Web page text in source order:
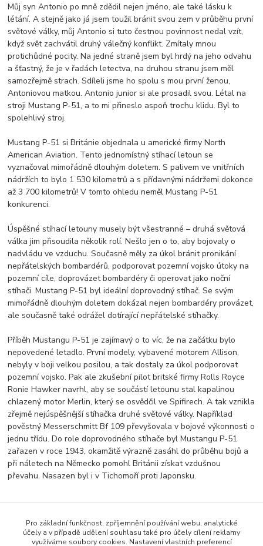
Můj syn Antonio po mně zdědil nejen jméno, ale také lásku k
létání. A stejně jako já jsem toužil bránit svou zem v průběhu první
světové války, můj Antonio si tuto čestnou povinnost nedal vzít,
když svět zachvátil druhý válečný konflikt. Zmítaly mnou
protichůdné pocity. Na jedné straně jsem byl hrdý na jeho odvahu
a šťastný, že je v řadách letectva, na druhou stranu jsem měl
samozřejmě strach. Sdíleli jsme ho spolu s mou první ženou,
Antoniovou matkou. Antonio junior si ale prosadil svou. Létal na
stroji Mustang P-51, a to mi přineslo aspoň trochu klidu. Byl to
spolehlivý stroj.
Mustang P-51 si Británie objednala u americké firmy North
American Aviation. Tento jednomístný stíhací letoun se
vyznačoval mimořádně dlouhým doletem. S palivem ve vnitřních
nádržích to bylo 1 530 kilometrů a s přídavnými nádržemi dokonce
až 3 700 kilometrů! V tomto ohledu neměl Mustang P-51
konkurenci.
Úspěšné stíhací letouny musely být všestranné – druhá světová
válka jim přisoudila několik rolí. Nešlo jen o to, aby bojovaly o
nadvládu ve vzduchu. Současně měly za úkol bránit pronikání
nepřátelských bombardérů, podporovat pozemní vojsko útoky na
pozemní cíle, doprovázet bombardéry či operovat jako noční
stíhači. Mustang P-51 byl ideální doprovodný stíhač. Se svým
mimořádně dlouhým doletem dokázal nejen bombardéry provázet,
ale současně také odrážel dotírající nepřátelské stíhačky.
Příběh Mustangu P-51 je zajímavý o to víc, že na začátku bylo
nepovedené letadlo. První modely, vybavené motorem Allison,
nebyly v boji velkou posilou, a tak dostaly za úkol podporovat
pozemní vojsko. Pak ale zkušební pilot britské firmy Rolls Royce
Ronie Hawker navrhl, aby se součástí letounu stal kapalinou
chlazený motor Merlin, který se osvědčil ve Spifirech. A tak vznikla
zřejmě nejúspěšnější stíhačka druhé světové války. Například
pověstný Messerschmitt Bf 109 převyšovala v bojové výkonnosti o
jednu třídu. Do role doprovodného stíhače byl Mustangu P-51
zařazen v roce 1943, okamžitě výrazně zasáhl do průběhu bojů a
při náletech na Německo pomohl Británii získat vzdušnou
převahu. Nasazen byl i v Tichomoří proti Japonsku.
Zboží zařazeno v kategoriích
Pro základní funkčnost, zpříjemnění používání webu, analytické
účely a v případě udělení souhlasu také pro účely cílení reklamy
využíváme soubory cookies. Nastavení vlastních preferencí